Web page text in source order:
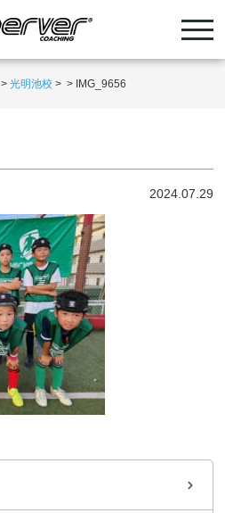
>光明池校 > > IMG_9656
2024.07.29